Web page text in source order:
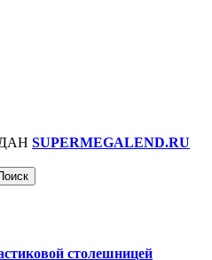
SUPERMEGALEND.RU